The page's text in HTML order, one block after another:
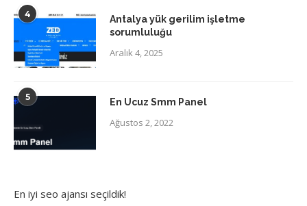
4
Antalya yük gerilim işletme
sorumluluğu
Aralık 4, 2025
5 En Ucuz Smm Panel
Ağustos 2, 2022
En iyi seo ajansı seçildik!